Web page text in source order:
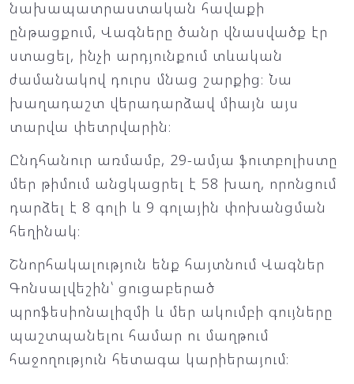
նախապատրաստական հավաքի
ընթացքում, Վագները ծանր վնասվածք էր
ստացել, ինչի արդյունքում տևական
ժամանակով դուրս մնաց շարքից։ Նա
խաղադաշտ վերադարձավ միայն այս
տարվա փետրվարին։
Ընդհանուր առմամբ, 29-ամյա ֆուտբոլիստը
մեր թիմում անցկացրել է 58 խաղ, որոնցում
դարձել է 8 գոլի և 9 գոլային փոխանցման
հեղինակ։
Շնորհակալություն ենք հայտնում Վագներ
Գոնսալվեշին՝ ցուցաբերած
պրոֆեսիոնալիզմի և մեր ակումբի գույները
պաշտպանելու համար ու մաղթում
հաջողություն հետագա կարիերայում։